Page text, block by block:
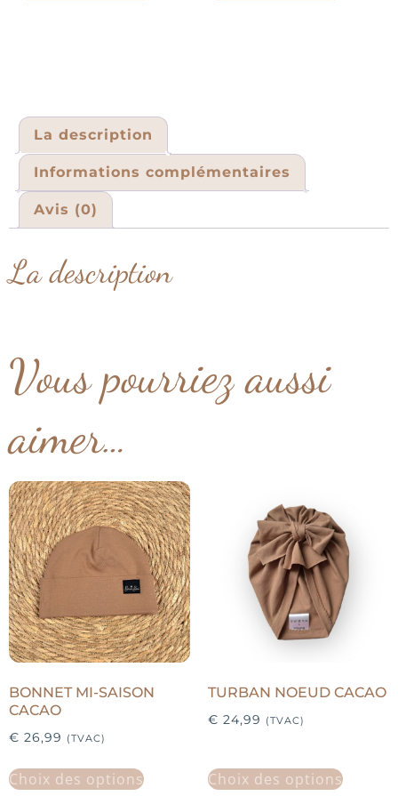
La description
Informations complémentaires
Avis (0)
La description
Vous pourriez aussi
aimer…
BONNET MI-SAISON
CACAO
€ 26,99 (TVAC)
Choix des options
TURBAN NOEUD CACAO
€ 24,99 (TVAC)
Choix des options